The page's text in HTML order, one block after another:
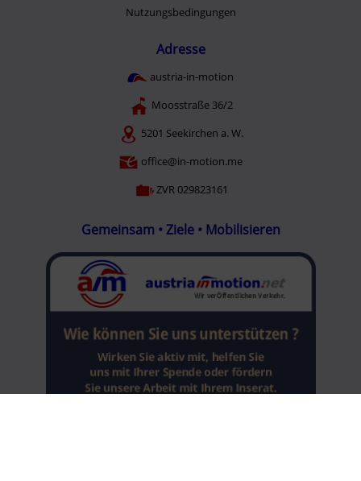
Nutzungsbedingungen
Adresse
austria-in-motion
Moosstraße 36/2
5201 Seekirchen a. W.
office@in-motion.me
ZVR 029823161
Gemeinsam • Ziele • Mobilisieren